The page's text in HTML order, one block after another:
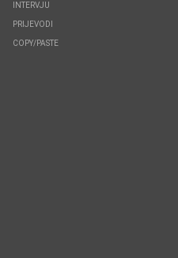
INTERVJU
PRIJEVODI
COPY/PASTE